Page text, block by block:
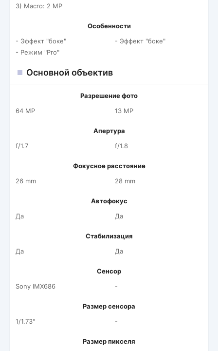
3) Macro: 2 MP
Особенности
- Эффект "боке"
- Режим "Pro"
- Эффект "боке"
Основной объектив
Разрешение фото
64 MP
13 MP
Апертура
f/1.7
f/1.8
Фокусное расстояние
26 mm
28 mm
Автофокус
Да
Да
Стабилизация
Да
Да
Сенсор
Sony IMX686
-
Размер сенсора
1/1.73"
-
Размер пикселя